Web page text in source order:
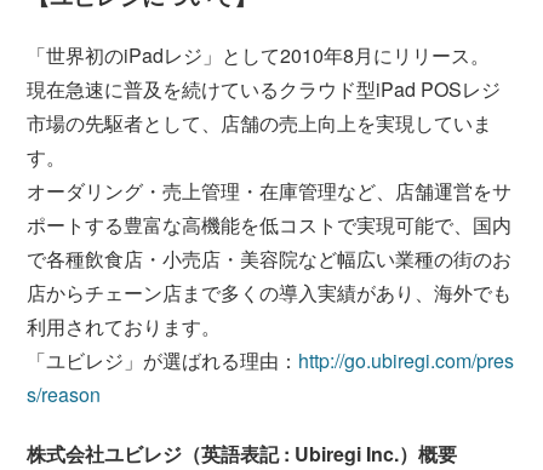
「世界初のiPadレジ」として2010年8月にリリース。
現在急速に普及を続けているクラウド型iPad POSレジ
市場の先駆者として、店舗の売上向上を実現していま
す。
オーダリング・売上管理・在庫管理など、店舗運営をサ
ポートする豊富な高機能を低コストで実現可能で、国内
で各種飲食店・小売店・美容院など幅広い業種の街のお
店からチェーン店まで多くの導入実績があり、海外でも
利用されております。
「ユビレジ」が選ばれる理由： http://go.ubiregi.com/pres
s/reason
株式会社ユビレジ（英語表記 : Ubiregi Inc.）概要